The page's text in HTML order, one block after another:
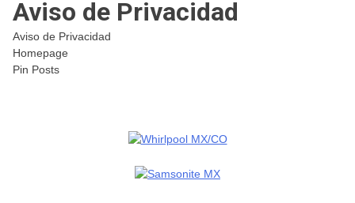
Aviso de Privacidad
Aviso de Privacidad
Homepage
Pin Posts